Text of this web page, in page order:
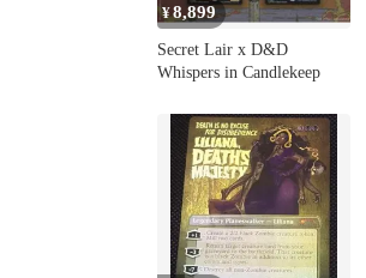
¥8,899
Secret Lair x D&D
Whispers in Candlekeep